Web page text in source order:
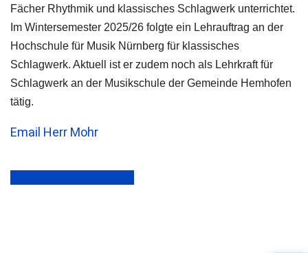
Fächer Rhythmik und klassisches Schlagwerk unterrichtet.
Im Wintersemester 2025/26 folgte ein Lehrauftrag an der
Hochschule für Musik Nürnberg für klassisches
Schlagwerk. Aktuell ist er zudem noch als Lehrkraft für
Schlagwerk an der Musikschule der Gemeinde Hemhofen
tätig.
Email Herr Mohr